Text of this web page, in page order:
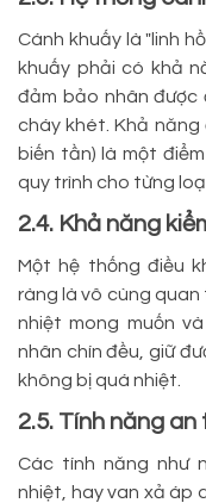
Cánh khuấy là "linh
khuấy phải có khả
đảm bảo nhân được
cháy khét. Khả
biến tần) là một
quy trình cho từng
2.4. Khả năng
Một hệ thống điều
ràng là vô cùng
nhiệt mong muốn
nhân chín đều, giữ
không bị quá nhiệt.
2.5. Tính năng
Các tính năng như
nhiệt, hay van xả áp